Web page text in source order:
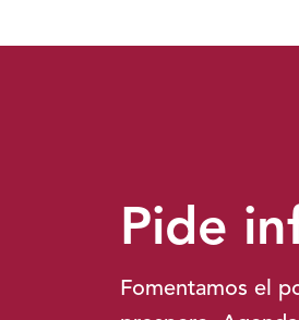
Pide
Fomentamos el